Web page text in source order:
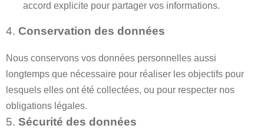
accord explicite pour partager vos informations.
4. Conservation des données
Nous conservons vos données personnelles aussi
longtemps que nécessaire pour réaliser les objectifs pour
lesquels elles ont été collectées, ou pour respecter nos
obligations légales.
5. Sécurité des données